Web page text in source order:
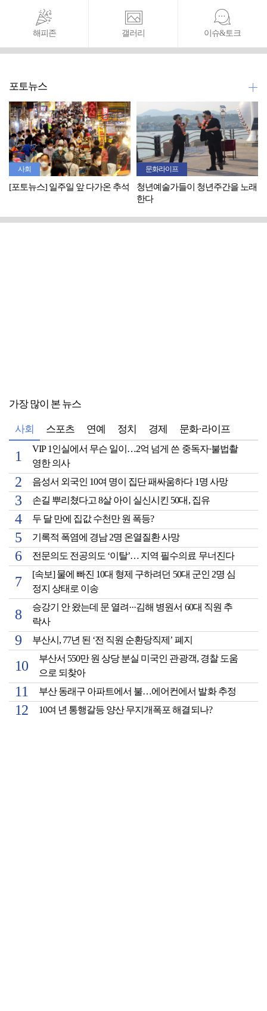
해피존 갤러리 이슈&토크
포토뉴스
사회
[포토뉴스] 일주일 앞 다가온 추석
문화라이프
청년예술가들이 청년주간을 노래
한다
가장 많이 본 뉴스
사회 스포츠 연예 정치 경제 문화·라이프
VIP 1인실에서 무슨 일이…2억 넘게 쓴 중독자·불법촬
영한 의사
음성서 외국인 10여 명이 집단 패싸움하다 1명 사망
손길 뿌리쳤다고 8살 아이 실신시킨 50대, 집유
두 달 만에 집값 수천만 원 폭등?
기록적 폭염에 경남 2명 온열질환 사망
전문의도 전공의도 ‘이탈’… 지역 필수의료 무너진다
[속보] 물에 빠진 10대 형제 구하려던 50대 군인 2명 심
정지 상태로 이송
승강기 안 왔는데 문 열려···김해 병원서 60대 직원 추
락사
부산시, 77년 된 ‘전 직원 순환당직제’ 폐지
부산서 550만 원 상당 분실 미국인 관광객, 경찰 도움
으로 되찾아
부산 동래구 아파트에서 불…에어컨에서 발화 추정
10여 년 통행갈등 양산 무지개폭포 해결되나?